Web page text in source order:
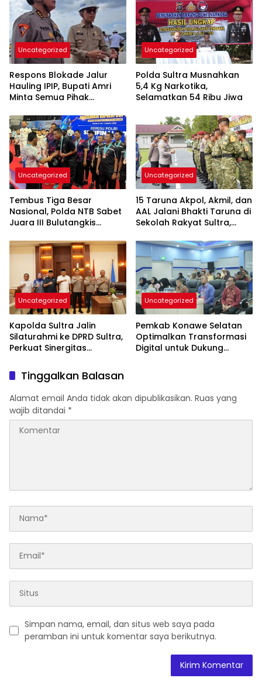
Uncategorized
Respons Blokade Jalur
Hauling IPIP, Bupati Amri
Minta Semua Pihak
Kepastian Hukum
Uncategorized
Polda Sultra Musnahkan
5,4 Kg Narkotika,
Selamatkan 54 Ribu Jiwa
Uncategorized
Tembus Tiga Besar
Nasional, Polda NTB Sabet
Juara III Bulutangkis
Uncategorized
15 Taruna Akpol, Akmil, dan
AAL Jalani Bhakti Taruna di
Sekolah Rakyat Sultra,
Nasionalisme
Uncategorized
Kapolda Sultra Jalin
Silaturahmi ke DPRD Sultra,
Perkuat Sinergitas
Kemajuan Daerah
Uncategorized
Pemkab Konawe Selatan
Optimalkan Transformasi
Digital untuk Dukung
Tinggalkan Balasan
Alamat email Anda tidak akan dipublikasikan. Ruas yang
wajib ditandai *
Simpan nama, email, dan situs web saya pada
peramban ini untuk komentar saya berikutnya.